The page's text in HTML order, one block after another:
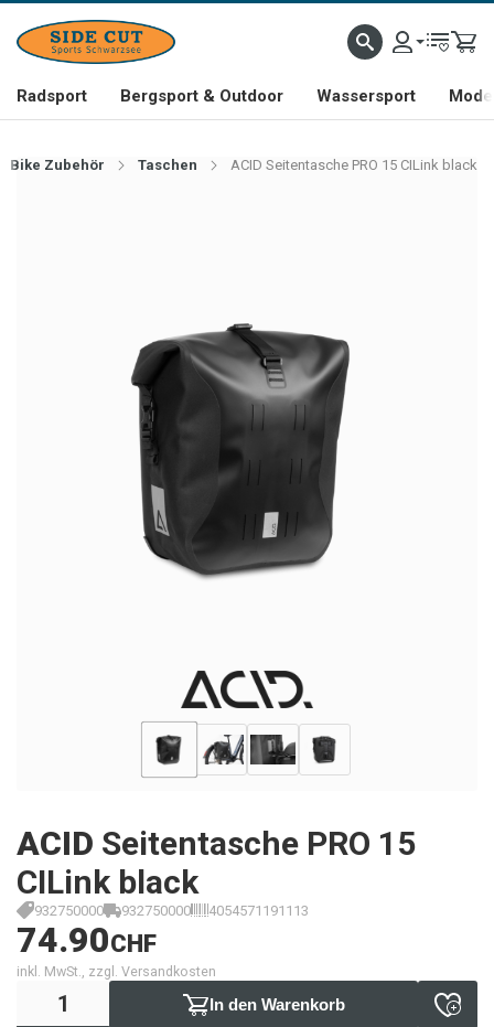
Radsport Bergsport & Outdoor Wassersport
Bike Zubehör Taschen ACID Seitentasche PRO 15 CILink black
ACID Seitentasche PRO 15
CILink black
932750000 932750000 4054571191113
74.90CHF
inkl. MwSt., zzgl. Versandkosten
In den Warenkorb